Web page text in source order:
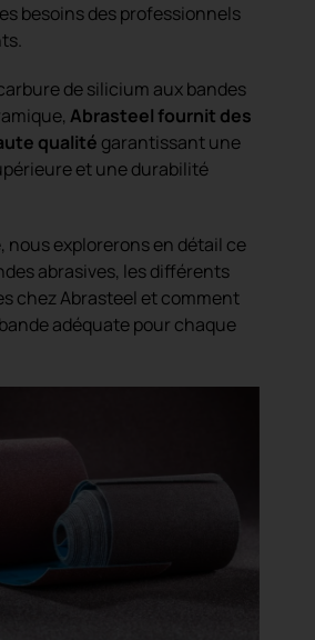
besoins des professionnels
de silicium aux bandes
Abrasteel fournit des
qualité garantissant une
et une durabilité
nous explorerons en détail ce
abrasives, les différents
chez Abrasteel et comment
adéquate pour chaque